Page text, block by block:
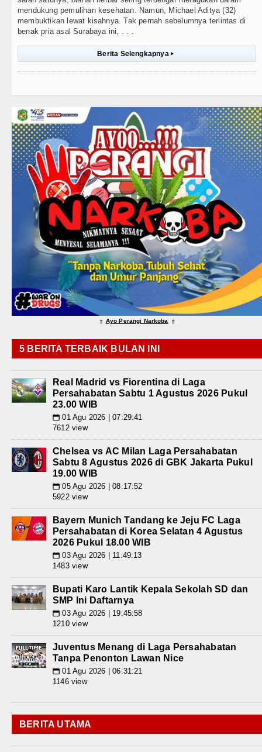
mendukung pemulihan kesehatan. Namun, Michael Aditya (32)
membuktikan lewat kisahnya. Tak pernah sebelumnya terlintas di
benak pria asal Surabaya ini, . . .
Berita Selengkapnya ▸
⇑ Ayo Perangi Narkoba ⇑
5 BERITA TERBAIK BULAN INI
Real Madrid vs Fiorentina di Laga
Persahabatan Sabtu 1 Agustus 2026 Pukul
23.00 WIB
📅 01 Agu 2026 | 07:29:41
7612 view
Chelsea vs AC Milan Laga Persahabatan
Sabtu 8 Agustus 2026 di GBK Jakarta Pukul
19.00 WIB
📅 05 Agu 2026 | 08:17:52
5922 view
Bayern Munich Tandang ke Jeju FC Laga
Persahabatan di Korea Selatan 4 Agustus
2026 Pukul 18.00 WIB
📅 03 Agu 2026 | 11:49:13
1483 view
Bupati Karo Lantik Kepala Sekolah SD dan
SMP Ini Daftarnya
📅 03 Agu 2026 | 19:45:58
1210 view
Juventus Menang di Laga Persahabatan
Tanpa Penonton Lawan Nice
📅 01 Agu 2026 | 06:31:21
1146 view
BERITA UTAMA